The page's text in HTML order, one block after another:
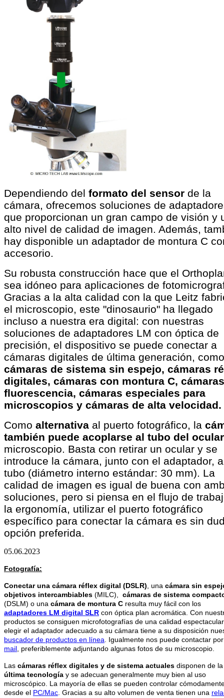
Dependiendo del formato del sensor de la
cámara, ofrecemos soluciones de
que proporcionan un gran campo de visión y
alto nivel de calidad de imagen. Además,
hay disponible un adaptador de montura C
accesorio.
Su robusta construcción hace que el
sea idóneo para aplicaciones de
Gracias a la alta calidad con la que Leitz
el microscopio, este "dinosaurio" ha llegado
incluso a nuestra era digital: con nuestras
soluciones de adaptadores LM con óptica de
precisión, el dispositivo se puede conectar a
cámaras digitales de última generación, como
cámaras de sistema sin espejo, cámaras
digitales, cámaras con montura C,
fluorescencia, cámaras especiales para
microscopios y cámaras de alta velocidad.
Como alternativa al puerto fotográfico, la
también puede acoplarse al tubo del ocular
microscopio. Basta con retirar un ocular y se
introduce la cámara, junto con el adaptador,
tubo (diámetro interno estándar: 30 mm). La
calidad de imagen es igual de buena con
soluciones, pero si piensa en el flujo de
la ergonomía, utilizar el puerto fotográfico
específico para conectar la cámara es sin
opción preferida.
05.06.2023
Fotografía:
Conectar una cámara réflex digital (DSLR) , una cámara sin
objetivos intercambiables (MILC), cámaras de sistema
(DSLM) o una cámara de montura C resulta muy fácil con los
adaptadores LM digital SLR con óptica plan acromática. Con
productos se consiguen microfotografías de una calidad
elegir el adaptador adecuado a su cámara tiene a su disposición
buscador de productos en línea . Igualmente nos puede contactar
mail , preferiblemente adjuntando algunas fotos de su microscopio.
Las cámaras réflex digitales y de sistema actuales disponen de la
última tecnología y se adecuan generalmente muy bien al uso
microscópico. La mayoría de ellas se pueden controlar
desde el PC/Mac . Gracias a su alto volumen de venta tienen una